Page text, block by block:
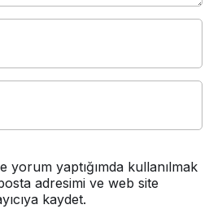
yorum yaptığımda kullanılmak
adresimi ve web site
kaydet.